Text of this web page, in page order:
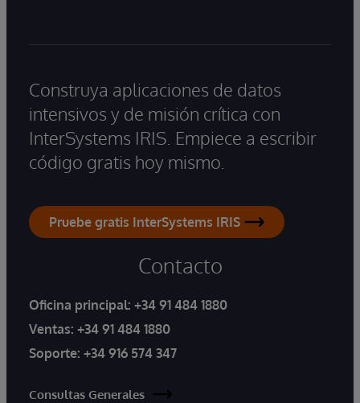
Construya aplicaciones de datos
intensivos y de misión crítica con
InterSystems IRIS. Empiece a escribir
código gratis hoy mismo.
Pruebe gratis InterSystems IRIS
Contacto
Oficina principal: +34 91 484 1880
Ventas: +34 91 484 1880
Soporte: +34 916 574 347
Consultas Generales